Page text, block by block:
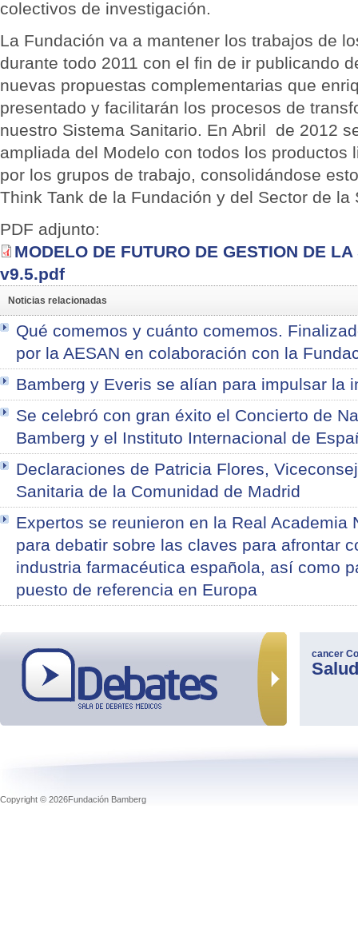
colectivos de investigación.
La Fundación va a mantener los trabajos de
durante todo 2011 con el fin de ir publicando
nuevas propuestas complementarias que
presentado y facilitarán los procesos de
nuestro Sistema Sanitario. En Abril de 2012
ampliada del Modelo con todos los productos
por los grupos de trabajo, consolidándose
Think Tank de la Fundación y del Sector de la
PDF adjunto:
MODELO DE FUTURO DE GESTION DE
v9.5.pdf
Noticias relacionadas
Qué comemos y cuánto comemos.
por la AESAN en colaboración con la
Bamberg y Everis se alían para impulsar la
Se celebró con gran éxito el Concierto de
Bamberg y el Instituto Internacional de
Declaraciones de Patricia Flores,
Sanitaria de la Comunidad de Madrid
Expertos se reunieron en la Real Academia
para debatir sobre las claves para afrontar
industria farmacéutica española, así como
puesto de referencia en Europa
cancer
Salud
Copyright © 2026Fundación Bamberg